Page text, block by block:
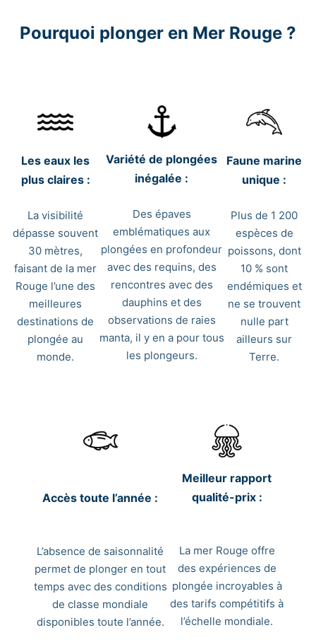
Pourquoi plonger en Mer Rouge ?
Les eaux les
plus claires :
La visibilité
dépasse souvent
30 mètres,
faisant de la mer
Rouge l’une des
meilleures
destinations de
plongée au
monde.
Variété de plongées
inégalée :
Des épaves
emblématiques aux
plongées en profondeur
avec des requins, des
rencontres avec des
dauphins et des
observations de raies
manta, il y en a pour tous
les plongeurs.
Faune marine
unique :
Plus de 1 200
espèces de
poissons, dont
10 % sont
endémiques et
ne se trouvent
nulle part
ailleurs sur
Terre.
Accès toute l’année :
L’absence de saisonnalité
permet de plonger en tout
temps avec des conditions
de classe mondiale
disponibles toute l’année.
Meilleur rapport
qualité-prix :
La mer Rouge offre
des expériences de
plongée incroyables à
des tarifs compétitifs à
l’échelle mondiale.